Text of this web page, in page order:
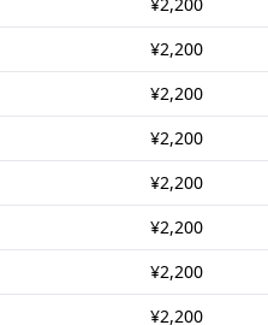
¥2,200
¥2,200
¥2,200
¥2,200
¥2,200
¥2,200
¥2,200